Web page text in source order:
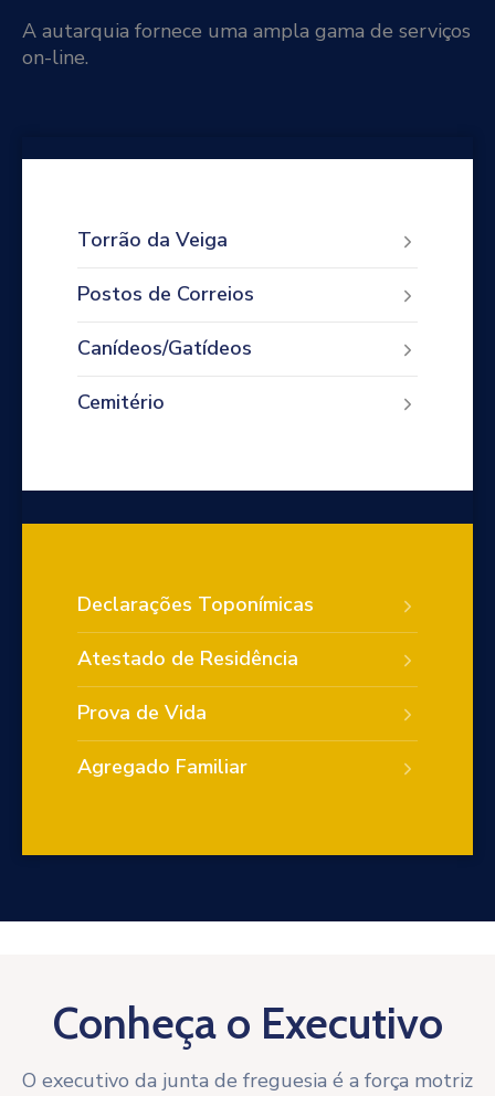
A autarquia fornece uma ampla gama de serviços
on-line.
Torrão da Veiga
Postos de Correios
Canídeos/Gatídeos
Cemitério
Declarações Toponímicas
Atestado de Residência
Prova de Vida
Agregado Familiar
Conheça o Executivo
O executivo da junta de freguesia é a força motriz